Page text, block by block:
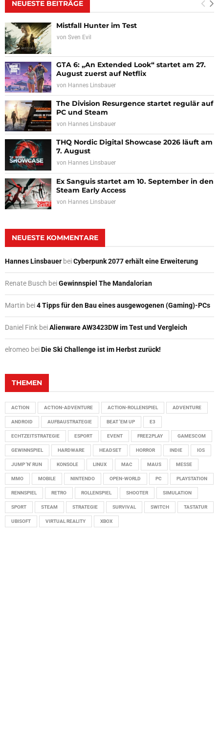
NEUESTE BEITRÄGE
Mistfall Hunter im Test
von Sven Evil
GTA 6: „An Extended Look“ startet am 27.
August zuerst auf Netflix
von Hannes Linsbauer
The Division Resurgence startet regulär auf
PC und Steam
von Hannes Linsbauer
THQ Nordic Digital Showcase 2026 läuft am
7. August
von Hannes Linsbauer
Ex Sanguis startet am 10. September in den
Steam Early Access
von Hannes Linsbauer
NEUESTE KOMMENTARE
Hannes Linsbauer beiCyberpunk 2077 erhält eine Erweiterung
Renate Busch beiGewinnspiel The Mandalorian
Martin bei4 Tipps für den Bau eines ausgewogenen (Gaming)-PCs
Daniel Fink beiAlienware AW3423DW im Test und Vergleich
elromeo beiDie Ski Challenge ist im Herbst zurück!
THEMEN
ACTION ACTION-ADVENTURE ACTION-ROLLENSPIEL ADVENTURE
ANDROID AUFBAUSTRATEGIE BEAT 'EM UP E3
ECHTZEITSTRATEGIE ESPORT EVENT FREE2PLAY GAMESCOM
GEWINNSPIEL HARDWARE HEADSET HORROR INDIE IOS
JUMP 'N' RUN KONSOLE LINUX MAC MAUS MESSE
MMO MOBILE NINTENDO OPEN-WORLD PC PLAYSTATION
RENNSPIEL RETRO ROLLENSPIEL SHOOTER SIMULATION
SPORT STEAM STRATEGIE SURVIVAL SWITCH TASTATUR
UBISOFT VIRTUAL REALITY XBOX